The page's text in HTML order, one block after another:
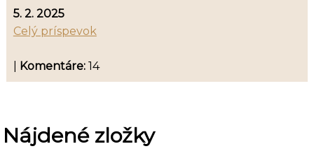
5. 2. 2025
Celý príspevok
Komentáre: 14
Nájdené zložky